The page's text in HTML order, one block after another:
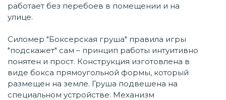
работает без перебоев в помещении и на
улице.
Силомер "Боксерская груша" правила игры
"подскажет" сам – принцип работы интуитивно
понятен и прост. Конструкция изготовлена в
виде бокса прямоугольной формы, который
размещен на земле. Груша подвешена на
специальном устройстве. Механизм